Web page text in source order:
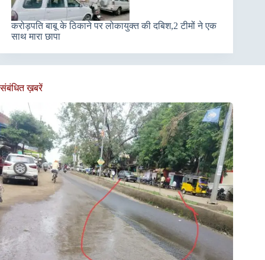
करोड़पति बाबू के ठिकाने पर लोकायुक्त की दबिश,2 टीमों ने एक
साथ मारा छापा
संबंधित ख़बरें